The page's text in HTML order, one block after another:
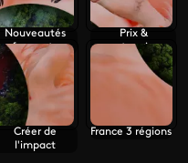
Nouveautés
france.tv
Prix &
partenaires
internationaux
Créer de
l'impact
France 3 régions